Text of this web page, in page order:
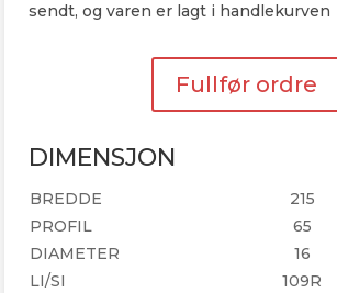
sendt, og varen er lagt i handlekurven
Fullfør ordre
DIMENSJON
BREDDE
215
PROFIL
65
DIAMETER
16
LI/SI
109R